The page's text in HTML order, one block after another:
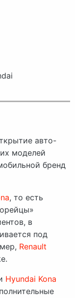
авто-
моделей
бренд
, то есть
в
под
Renault
Hyundai Kona